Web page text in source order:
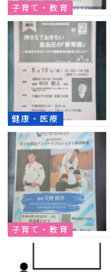
子育て・教育
健康・医療
子育て・教育